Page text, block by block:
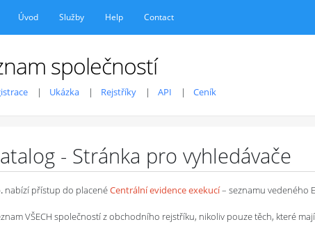
Úvod Služby Help Contact
společností
Ukázka Rejstříky API Ceník
- Stránka pro vyhledávače
nabízí přístup do placenéCentrální evidence exekucí– seznamu vedeného
VŠECH společností z obchodního rejstříku, nikoliv pouze těch, které